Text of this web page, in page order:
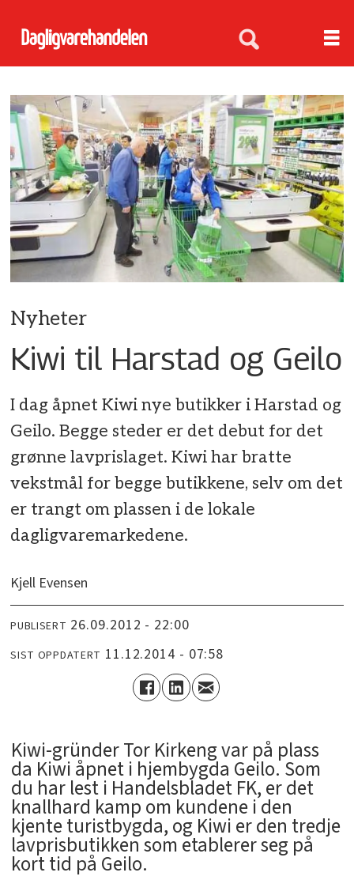
Nyheter
Kiwi til Harstad og Geilo
I dag åpnet Kiwi nye butikker i Harstad og
Geilo. Begge steder er det debut for det
grønne lavprislaget. Kiwi har bratte
vekstmål for begge butikkene, selv om det
er trangt om plassen i de lokale
dagligvaremarkedene.
Kjell Evensen
PUBLISERT 26.09.2012 - 22:00
SIST OPPDATERT 11.12.2014 - 07:58
Kiwi-gründer Tor Kirkeng var på plass
da Kiwi åpnet i hjembygda Geilo. Som
du har lest i Handelsbladet FK, er det
knallhard kamp om kundene i den
kjente turistbygda, og Kiwi er den tredje
lavprisbutikken som etablerer seg på
kort tid på Geilo.